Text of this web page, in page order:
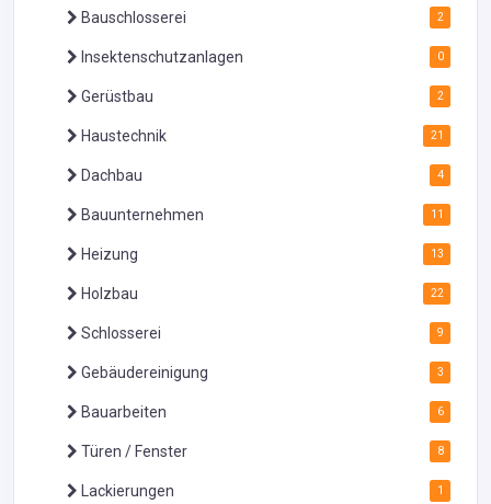
Bauschlosserei 2
Insektenschutzanlagen 0
Gerüstbau 2
Haustechnik 21
Dachbau 4
Bauunternehmen 11
Heizung 13
Holzbau 22
Schlosserei 9
Gebäudereinigung 3
Bauarbeiten 6
Türen / Fenster 8
Lackierungen 1